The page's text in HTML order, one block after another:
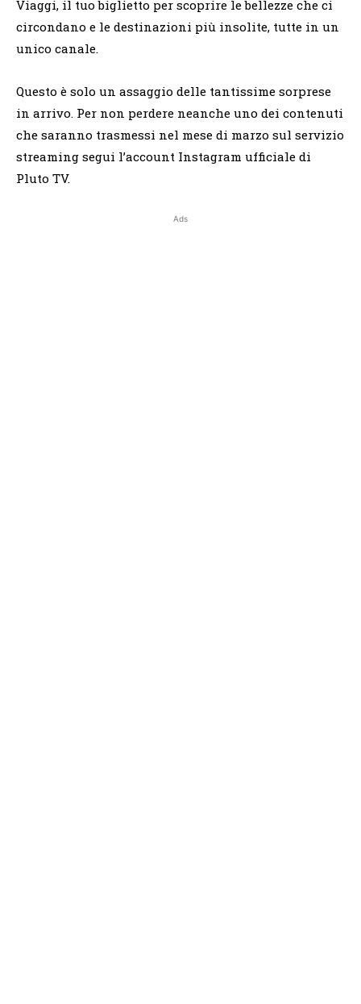
Viaggi, il tuo biglietto per scoprire le bellezze che ci
circondano e le destinazioni più insolite, tutte in un
unico canale.
Questo è solo un assaggio delle tantissime sorprese
in arrivo. Per non perdere neanche uno dei contenuti
che saranno trasmessi nel mese di marzo sul servizio
streaming segui l’account Instagram ufficiale di
Pluto TV.
Ads